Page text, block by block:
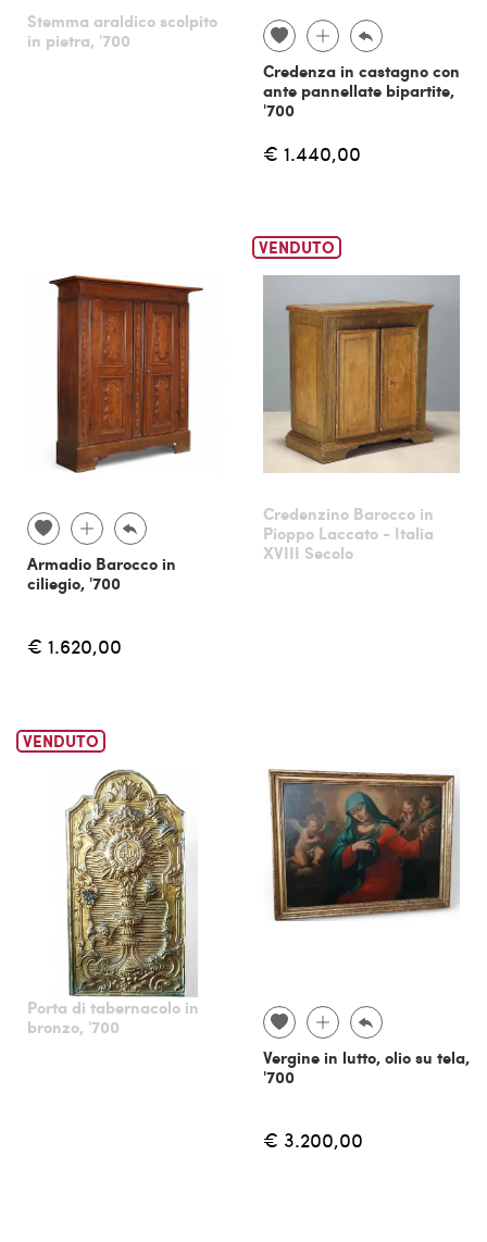
Stemma araldico scolpito
in pietra, '700
Credenza in castagno con
ante pannellate bipartite,
'700
€ 1.440,00
Armadio Barocco in
ciliegio, '700
€ 1.620,00
VENDUTO
Credenzino Barocco in
Pioppo Laccato - Italia
XVIII Secolo
VENDUTO
Porta di tabernacolo in
bronzo, '700
Vergine in lutto, olio su tela,
'700
€ 3.200,00